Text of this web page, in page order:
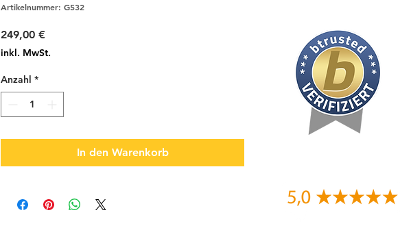
Artikelnummer: G532
249,00 €
inkl. MwSt.
Anzahl *
In den Warenkorb